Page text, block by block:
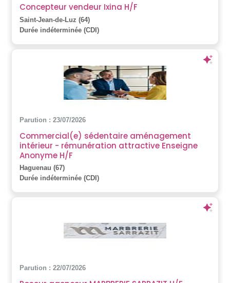
Concepteur vendeur Ixina H/F
Saint-Jean-de-Luz (64)
Durée indéterminée (CDI)
Parution : 23/07/2026
Commercial(e) sédentaire aménagement
intérieur - rémunération attractive Enseigne
Anonyme H/F
Haguenau (67)
Durée indéterminée (CDI)
Parution : 22/07/2026